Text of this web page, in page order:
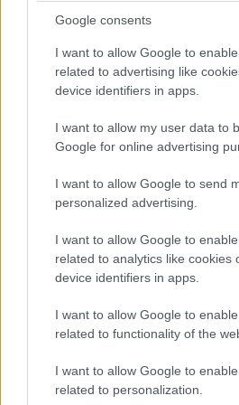
Google consents
I want to allow Google to
related to advertising like
device identifiers in apps.
I want to allow my user data to
Google for online advertising
I want to allow Google to send
personalized advertising.
I want to allow Google to
related to analytics like cookies
device identifiers in apps.
I want to allow Google to
related to functionality of the
I want to allow Google to
related to personalization.
ünnepli.
Névnapok: Névnapok: Ádám,
Orgona, Péter, Pető, Szergiusz,
A Nap ma negyed hét előtt
Sok napsütésre, száraz időre
lesz a légmozgás. A
hőmérséklet szeszélyes területi
között változik, a magasabb
tópartokon. A legmagasabb
vasárnap 26 és 29 fok között
A tegnapi nap legolvasottabb
Előzetesen az első karakter és
Fontos események a mai napon: